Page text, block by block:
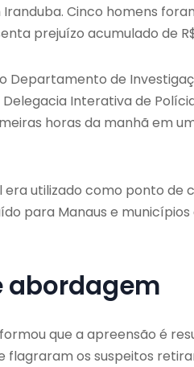
Cinco homens
prejuízo acumulado de
Departamento de
Interativa de
horas da manhã em
era utilizado como ponto
para Manaus e
abordagem
que a apreensão é
flagraram os suspeitos